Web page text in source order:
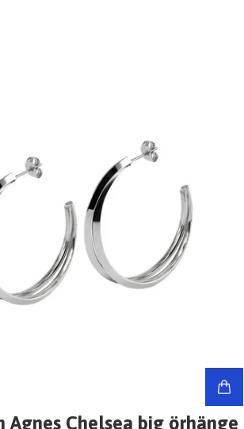
Agnes Chelsea big örhänge